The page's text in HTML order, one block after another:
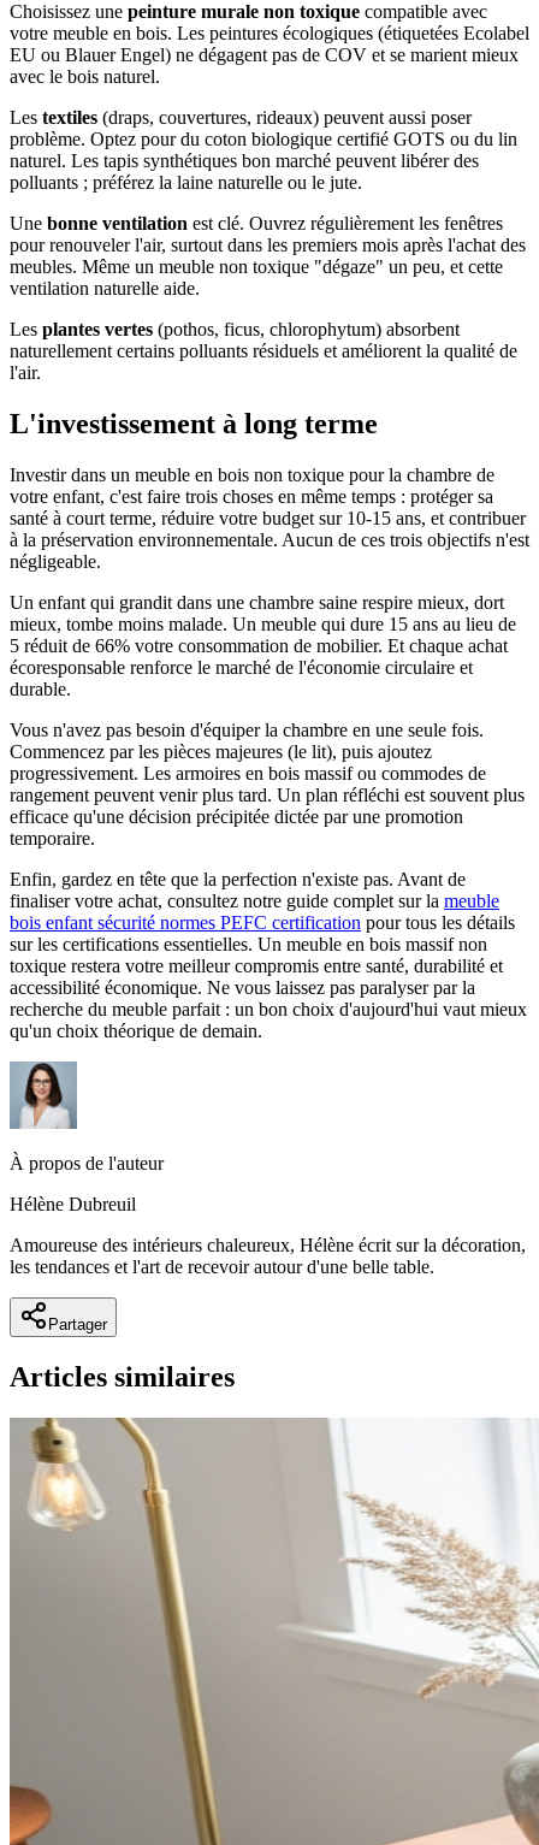
Choisissez une peinture murale non toxique compatible avec
votre meuble en bois. Les peintures écologiques (étiquetées Ecolabel
EU ou Blauer Engel) ne dégagent pas de COV et se marient mieux
avec le bois naturel.
Les textiles (draps, couvertures, rideaux) peuvent aussi poser
problème. Optez pour du coton biologique certifié GOTS ou du lin
naturel. Les tapis synthétiques bon marché peuvent libérer des
polluants ; préférez la laine naturelle ou le jute.
Une bonne ventilation est clé. Ouvrez régulièrement les fenêtres
pour renouveler l'air, surtout dans les premiers mois après l'achat des
meubles. Même un meuble non toxique "dégaze" un peu, et cette
ventilation naturelle aide.
Les plantes vertes (pothos, ficus, chlorophytum) absorbent
naturellement certains polluants résiduels et améliorent la qualité de
l'air.
L'investissement à long terme
Investir dans un meuble en bois non toxique pour la chambre de
votre enfant, c'est faire trois choses en même temps : protéger sa
santé à court terme, réduire votre budget sur 10-15 ans, et contribuer
à la préservation environnementale. Aucun de ces trois objectifs n'est
négligeable.
Un enfant qui grandit dans une chambre saine respire mieux, dort
mieux, tombe moins malade. Un meuble qui dure 15 ans au lieu de
5 réduit de 66% votre consommation de mobilier. Et chaque achat
écoresponsable renforce le marché de l'économie circulaire et
durable.
Vous n'avez pas besoin d'équiper la chambre en une seule fois.
Commencez par les pièces majeures (le lit), puis ajoutez
progressivement. Les armoires en bois massif ou commodes de
rangement peuvent venir plus tard. Un plan réfléchi est souvent plus
efficace qu'une décision précipitée dictée par une promotion
temporaire.
Enfin, gardez en tête que la perfection n'existe pas. Avant de
finaliser votre achat, consultez notre guide complet sur la meuble
bois enfant sécurité normes PEFC certification pour tous les détails
sur les certifications essentielles. Un meuble en bois massif non
toxique restera votre meilleur compromis entre santé, durabilité et
accessibilité économique. Ne vous laissez pas paralyser par la
recherche du meuble parfait : un bon choix d'aujourd'hui vaut mieux
qu'un choix théorique de demain.
À propos de l'auteur
Hélène Dubreuil
Amoureuse des intérieurs chaleureux, Hélène écrit sur la décoration,
les tendances et l'art de recevoir autour d'une belle table.
Partager
Articles similaires